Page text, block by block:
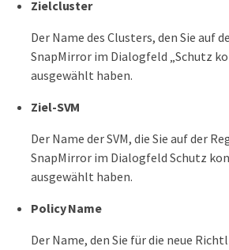
Zielcluster
Der Name des Clusters, den Sie auf
SnapMirror im Dialogfeld „Schutz
ausgewählt haben.
Ziel-SVM
Der Name der SVM, die Sie auf der
SnapMirror im Dialogfeld Schutz
ausgewählt haben.
Policy Name
Der Name, den Sie für die neue